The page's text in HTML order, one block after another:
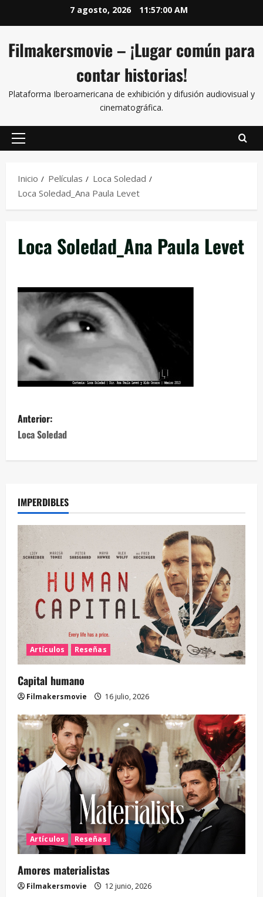
7 agosto, 2026 11:57:01 AM
Filmakersmovie – ¡Lugar común para
contar historias!
Plataforma Iberoamericana de exhibición y difusión audiovisual y
cinematográfica.
Inicio Películas
Loca Soledad
Loca Soledad_Ana Paula Levet
Loca Soledad_Ana Paula Levet
Anterior:
Loca Soledad
IMPERDIBLES
Artículos Reseñas
Capital humano
Filmakersmovie 16 julio, 2026
Artículos Reseñas
Amores materialistas
Filmakersmovie 12 junio, 2026